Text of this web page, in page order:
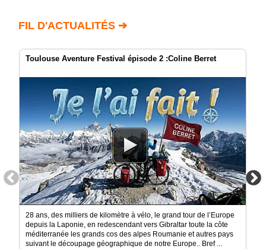
Agenda
Gazette
Blogs
Prémium
Inscription
annuaire
pro
éditeur
FIL D'ACTUALITÉS ➔
Toulouse Aventure Festival épisode 2 :Coline Berret
28 ans, des milliers de kilomètre à vélo, le grand tour de l’Europe
depuis la Laponie, en redescendant vers Gibraltar toute la côte
méditerranée les grands cos des alpes Roumanie et autres pays
suivant le découpage géographique de notre Europe.. Bref ...